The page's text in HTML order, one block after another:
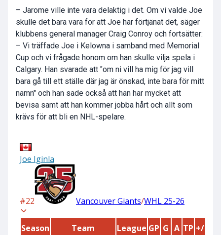
– Jarome ville inte vara delaktig i det. Om vi valde Joe
skulle det bara vara för att Joe har förtjänat det, säger
klubbens general manager Craig Conroy och fortsätter:
– Vi träffade Joe i Kelowna i samband med Memorial
Cup och vi frågade honom om han skulle vilja spela i
Calgary. Han svarade att "om ni vill ha mig för jag vill
bara gå till ett ställe där jag är önskad, inte bara för mitt
namn" och han sade också att han har mycket att
bevisa samt att han kommer jobba hårt och allt som
krävs för att bli en NHL-spelare.